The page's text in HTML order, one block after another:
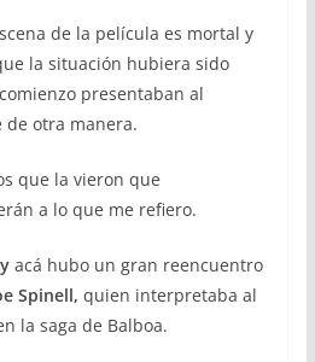
de la película es mortal y
la situación hubiera sido
presentaban al
de otra manera.
que la vieron que
a lo que me refiero.
acá hubo un gran reencuentro
Spinell, quien interpretaba al
la saga de Balboa.